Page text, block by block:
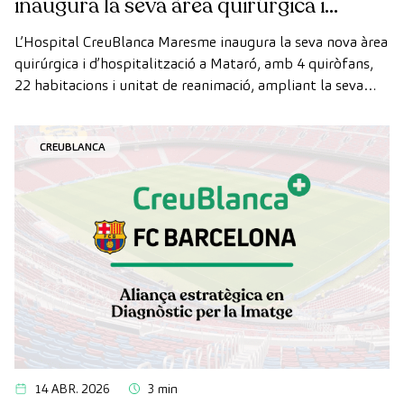
inaugura la seva àrea quirúrgica i
d’hospitalització
L’Hospital CreuBlanca Maresme inaugura la seva nova àrea
quirúrgica i d’hospitalització a Mataró, amb 4 quiròfans,
22 habitacions i unitat de reanimació, ampliant la seva
CREUBLANCA
14 ABR. 2026 3 min